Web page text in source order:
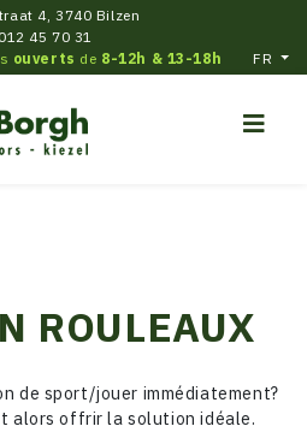
4, 3740 Bilzen
012 45 70 31
ouverts de 8-12h & 13-18h FR
ROULEAUX
de sport/jouer immédiatement?
alors offrir la solution idéale.